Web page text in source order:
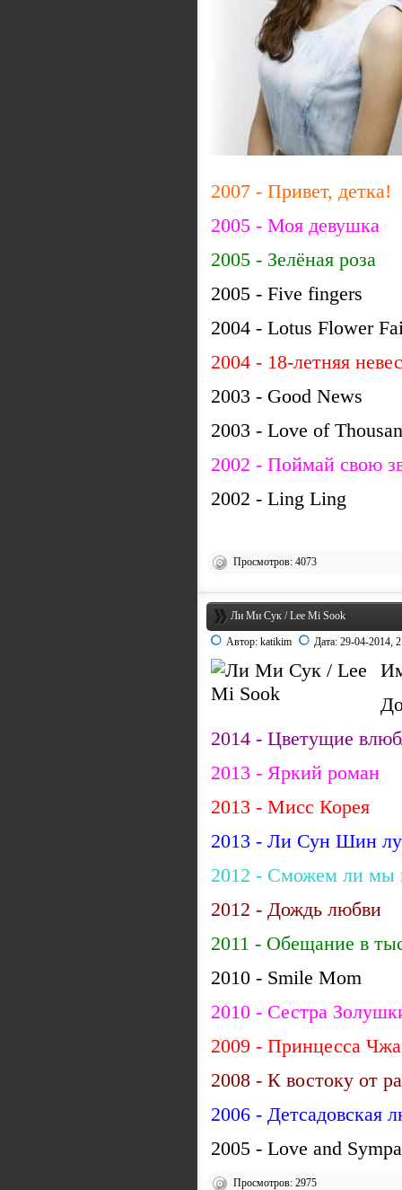
2007 - Привет, детка!
2005 - Моя девушка
2005 - Зелёная роза
2005 - Five fingers
2004 - Lotus Flower
2004 - 18-летняя
2003 - Good News
2003 - Love of
2002 - Поймай свою
2002 - Ling Ling
Просмотров: 4073
Ли Ми Сук / Lee Mi Sook
Автор: katikim Дата: 29-04-2014,
2014 - Цветущие
2013 - Яркий роман
2013 - Мисс Корея
2013 - Ли Сун Шин
2012 - Сможем ли мы
2012 - Дождь любви
2011 - Обещание в
2010 - Smile Mom
2010 - Сестра
2009 - Принцесса
2008 - К востоку от
2006 - Детсадовская
2005 - Love and
Просмотров: 2975